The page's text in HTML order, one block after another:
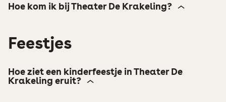
Hoe kom ik bij Theater De Krakeling?
Feestjes
Hoe ziet een kinderfeestje in Theater De
Krakeling eruit?